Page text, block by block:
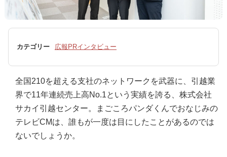
カテゴリー 広報PRインタビュー
全国210を超える支社のネットワークを武器に、引越業
界で11年連続売上高No.1という実績を誇る、株式会社
サカイ引越センター。まごころパンダくんでおなじみの
テレビCMは、誰もが一度は目にしたことがあるのでは
ないでしょうか。